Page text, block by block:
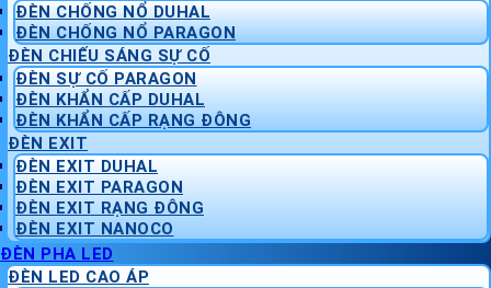
ĐÈN CHỐNG NỔ DUHAL
ĐÈN CHỐNG NỔ PARAGON
ĐÈN CHIẾU SÁNG SỰ CỐ
ĐÈN SỰ CỐ PARAGON
ĐÈN KHẨN CẤP DUHAL
ĐÈN KHẨN CẤP RẠNG ĐÔNG
ĐÈN EXIT
ĐÈN EXIT DUHAL
ĐÈN EXIT PARAGON
ĐÈN EXIT RẠNG ĐÔNG
ĐÈN EXIT NANOCO
ĐÈN PHA LED
ĐÈN LED CAO ÁP